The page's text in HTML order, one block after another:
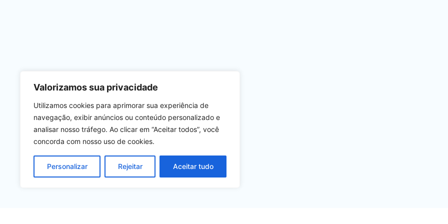
Valorizamos sua privacidade
Utilizamos cookies para aprimorar sua experiência de
navegação, exibir anúncios ou conteúdo personalizado e
analisar nosso tráfego. Ao clicar em “Aceitar todos”, você
concorda com nosso uso de cookies.
Personalizar Rejeitar Aceitar tudo